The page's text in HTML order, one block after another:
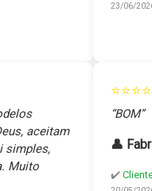
23/06/
aceitam
simples,
Muito
“BOM”
👤
✔️